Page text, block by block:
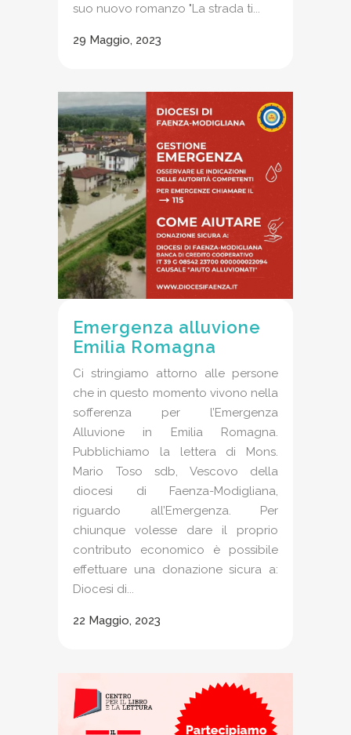
suo nuovo romanzo "La strada ti...
29 Maggio, 2023
Emergenza alluvione
Emilia Romagna
Ci stringiamo attorno alle persone
che in questo momento vivono nella
sofferenza per l’Emergenza
Alluvione in Emilia Romagna.
Pubblichiamo la lettera di Mons.
Mario Toso sdb, Vescovo della
diocesi di Faenza-Modigliana,
riguardo all’Emergenza. Per
chiunque volesse dare il proprio
contributo economico è possibile
effettuare una donazione sicura a:
Diocesi di...
22 Maggio, 2023